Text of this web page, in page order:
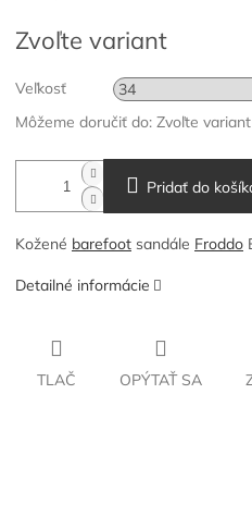
cena:
Zvoľte variant
Veľkosť
Môžeme doručiť do: Zvoľte variant
Pridať do
Kožené barefoot sandále Froddo
Detailné informácie
TLAČ OPÝTAŤ SA